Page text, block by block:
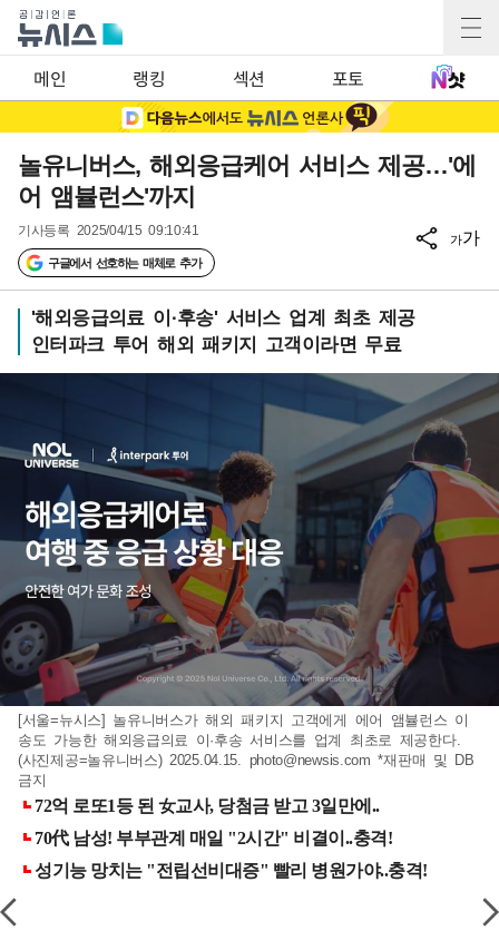
메인 랭킹 섹션 포토
놀유니버스, 해외응급케어 서비스 제공…'에
어 앰뷸런스'까지
기사등록 2025/04/15 09:10:41
구글에서 선호하는 매체로 추가
가가
'해외응급의료 이·후송' 서비스 업계 최초 제공
인터파크 투어 해외 패키지 고객이라면 무료
[서울=뉴시스] 놀유니버스가 해외 패키지 고객에게 에어 앰뷸런스 이
송도 가능한 해외응급의료 이·후송 서비스를 업계 최초로 제공한다.
(사진제공=놀유니버스) 2025.04.15. photo@newsis.com *재판매 및 DB
금지